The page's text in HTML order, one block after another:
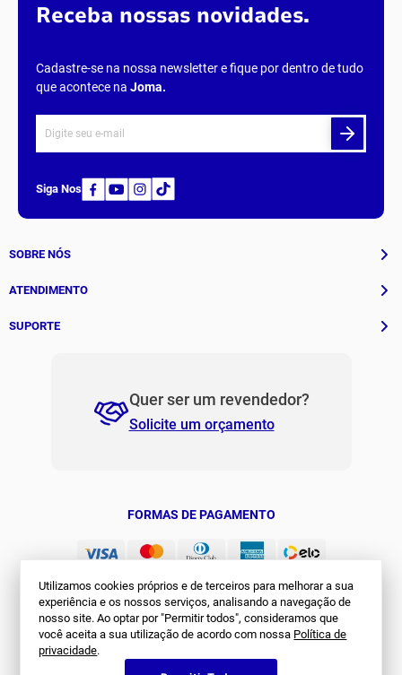
Utilizamos cookies próprios e de terceiros para melhorar a sua
experiência e os nossos serviços, analisando a navegação de
nosso site. Ao optar por "Permitir todos", consideramos que
você aceita a sua utilização de acordo com nossa Política de
privacidade.
Receba nossas novidades.
Cadastre-se na nossa newsletter e fique por dentro de tudo
que acontece na Joma.
Siga Nos
SOBRE NÓS
História
Patrocinados
ATENDIMENTO
Whatsapp
contato@jomabr.com.br
SUPORTE
Regulamento Joma Club
Quer ser um revendedor?
Solicite um orçamento
FORMAS DE PAGAMENTO